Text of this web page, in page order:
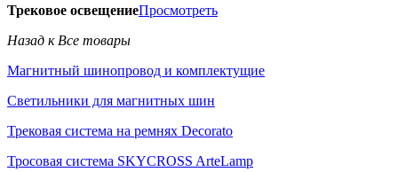
Трековое освещениеПросмотреть
Назад к Все товары
Магнитный шинопровод и комплектущие
Светильники для магнитных шин
Трековая система на ремнях Decorato
Тросовая система SKYCROSS ArteLamp